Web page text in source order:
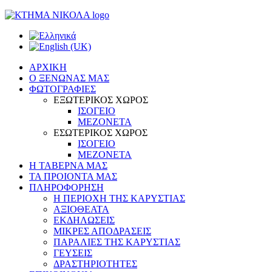
ΑΡΧΙΚΗ
Ο ΞΕΝΩΝΑΣ ΜΑΣ
ΦΩΤΟΓΡΑΦΙΕΣ
ΕΞΩΤΕΡΙΚΟΣ ΧΩΡΟΣ
ΙΣΟΓΕΙΟ
ΜΕΖΟΝΕΤΑ
ΕΣΩΤΕΡΙΚΟΣ ΧΩΡΟΣ
ΙΣΟΓΕΙΟ
ΜΕΖΟΝΕΤΑ
Η ΤΑΒΕΡΝΑ ΜΑΣ
ΤΑ ΠΡΟΙΟΝΤΑ ΜΑΣ
ΠΛΗΡΟΦΟΡΗΣΗ
Η ΠΕΡΙΟΧΗ ΤΗΣ ΚΑΡΥΣΤΙΑΣ
ΑΞΙΟΘΕΑΤΑ
ΕΚΔΗΛΩΣΕΙΣ
ΜΙΚΡΕΣ ΑΠΟΔΡΑΣΕΙΣ
ΠΑΡΑΛΙΕΣ ΤΗΣ ΚΑΡΥΣΤΙΑΣ
ΓΕΥΣΕΙΣ
ΔΡΑΣΤΗΡΙΟΤΗΤΕΣ